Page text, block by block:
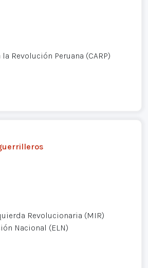
Revolución Peruana (CARP)
Revolucionaria (MIR)
Nacional (ELN)